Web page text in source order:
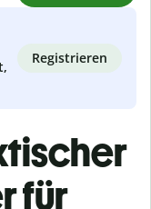
Registrieren
für